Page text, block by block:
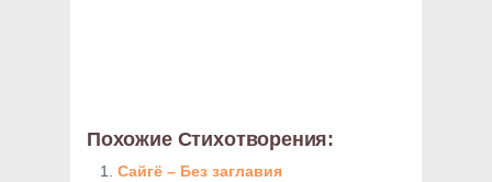
Похожие Стихотворения:
Сайгё – Без заглавия